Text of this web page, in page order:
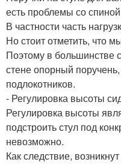
есть проблемы со
В частности часть
Но стоит отметить, что
Поэтому в большинстве
стене опорный
подлокотников.
- Регулировка высоты
Регулировка высоты
подстроить стул под
невозможно.
Как следствие,